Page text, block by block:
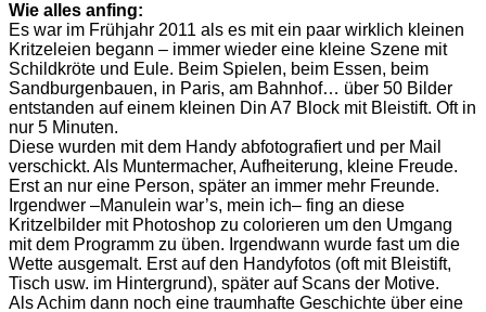
Wie alles anfing:
Es war im Frühjahr 2011 als es mit ein paar wirklich kleinen
Kritzeleien begann – immer wieder eine kleine Szene mit
Schildkröte und Eule. Beim Spielen, beim Essen, beim
Sandburgenbauen, in Paris, am Bahnhof… über 50 Bilder
entstanden auf einem kleinen Din A7 Block mit Bleistift. Oft in
nur 5 Minuten.
Diese wurden mit dem Handy abfotografiert und per Mail
verschickt. Als Muntermacher, Aufheiterung, kleine Freude.
Erst an nur eine Person, später an immer mehr Freunde.
Irgendwer –Manulein war’s, mein ich– fing an diese
Kritzelbilder mit Photoshop zu colorieren um den Umgang
mit dem Programm zu üben. Irgendwann wurde fast um die
Wette ausgemalt. Erst auf den Handyfotos (oft mit Bleistift,
Tisch usw. im Hintergrund), später auf Scans der Motive.
Als Achim dann noch eine traumhafte Geschichte über eine